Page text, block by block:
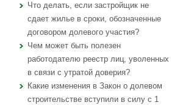
Что делать, если застройщик не
сдает жилье в сроки, обозначенные
договором долевого участия?
Чем может быть полезен
работодателю реестр лиц, уволенных
в связи с утратой доверия?
Какие изменения в Закон о долевом
строительстве вступили в силу с 1